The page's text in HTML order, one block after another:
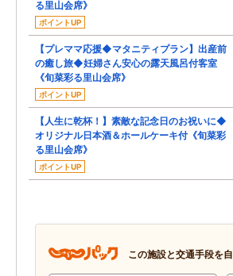
る里山会席》
ポイントUP
【プレママ応援◆マタニティプラン】出産前
の癒し旅◆妊婦さん安心の露天風呂付客室
《旬菜彩る里山会席》
ポイントUP
【人生に乾杯！】素敵な記念日のお祝いに◆
オリジナル日本酒＆ホールケーキ付《旬菜彩
る里山会席》
ポイントUP
この施設と交通手段を